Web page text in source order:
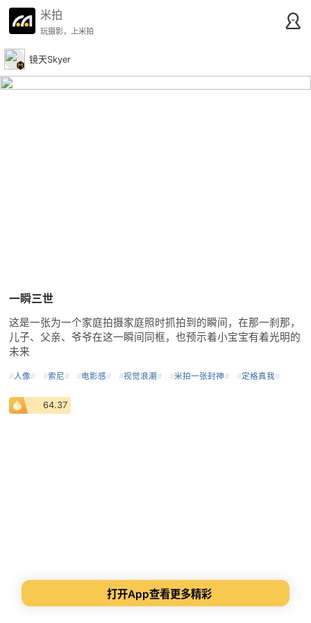
米拍
玩摄影，上米拍
镜天Skyer
一瞬三世
这是一张为一个家庭拍摄家庭照时抓拍到的瞬间，在那一刹那，
儿子、父亲、爷爷在这一瞬间同框，也预示着小宝宝有着光明的
未来
#人像# #索尼# #电影感# #视觉浪潮 # #米拍一张封神# #定格真我#
64.37
打开App查看更多精彩